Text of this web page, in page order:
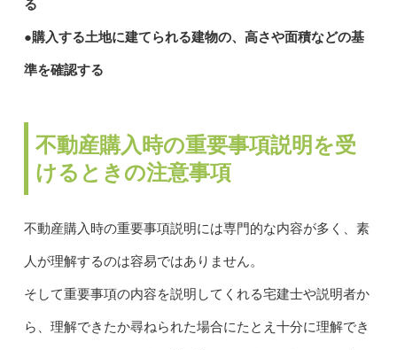
る
●購入する土地に建てられる建物の、高さや面積などの基
準を確認する
不動産購入時の重要事項説明を受
けるときの注意事項
不動産購入時の重要事項説明には専門的な内容が多く、素
人が理解するのは容易ではありません。
そして重要事項の内容を説明してくれる宅建士や説明者か
ら、理解できたか尋ねられた場合にたとえ十分に理解でき